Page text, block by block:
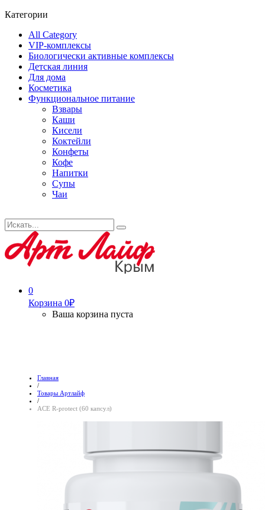
Категории
All Category
VIP-комплексы
Биологически активные комплексы
Детская линия
Для дома
Косметика
Функциональное питание
Взвары
Каши
Кисели
Коктейли
Конфеты
Кофе
Напитки
Супы
Чаи
Search
0
Корзина 0₽
Ваша корзина пуста
Главная
/
Товары Артлайф
/
ACE R-protect (60 капсул)